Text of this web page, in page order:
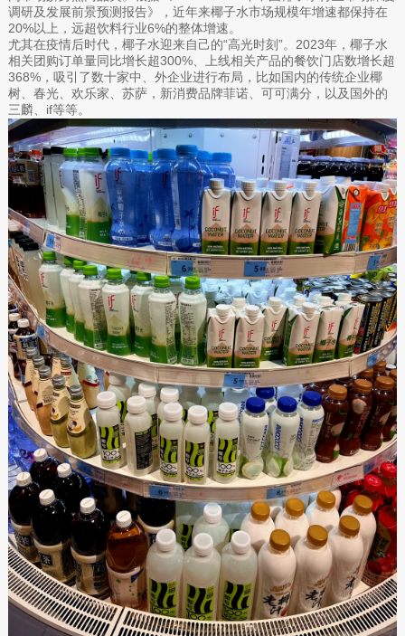
调研及发展前景预测报告》，近年来椰子水市场规模年增速都保持在
20%以上，远超饮料行业6%的整体增速。
尤其在疫情后时代，椰子水迎来自己的“高光时刻”。2023年，椰子水
相关团购订单量同比增长超300%、上线相关产品的餐饮门店数增长超
368%，吸引了数十家中、外企业进行布局，比如国内的传统企业椰
树、春光、欢乐家、苏萨，新消费品牌菲诺、可可满分，以及国外的
三麟、if等等。